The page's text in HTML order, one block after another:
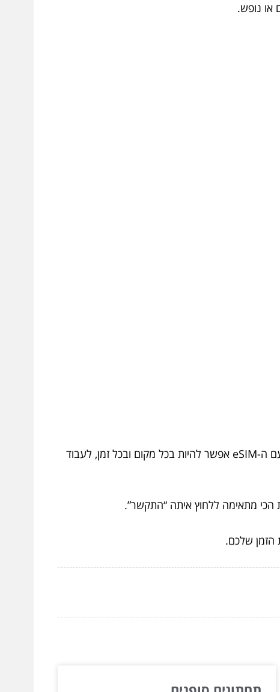
אנשי עסקים שצריכים זמינות מתמדת מבינים: כל דקה שבה אין אפשרות לתקשר היא הזדמנות עסקית שמאבדת. עם ה-eSIM אפשר להיות בכל מקום ובכל זמן, לעבוד
הכי מתאימה ללחוץ איתה “התקשר”.